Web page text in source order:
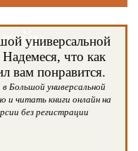
читать
универсальной
что как
вам понравится.
Большой универсальной
и читать книги онлайн на
без регистрации